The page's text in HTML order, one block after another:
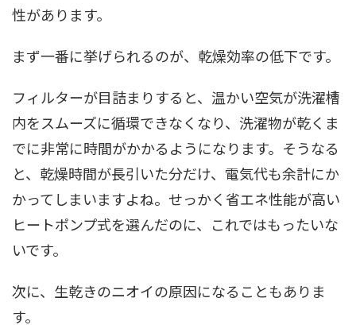
性があります。
まず一番に挙げられるのが、乾燥効率の低下です。
フィルターが目詰まりすると、温かい空気が洗濯槽
内をスムーズに循環できなくなり、洗濯物が乾くま
でに非常に時間がかかるようになります。そうなる
と、乾燥時間が長引いた分だけ、電気代も余計にか
かってしまいますよね。せっかく省エネ性能が高い
ヒートポンプ式を選んだのに、これではもったいな
いです。
次に、生乾きのニオイの原因になることもありま
す。